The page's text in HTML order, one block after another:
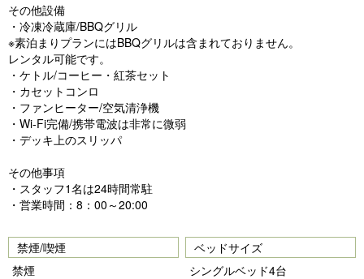
その他設備
・冷凍冷蔵庫/BBQグリル
※素泊まりプランにはBBQグリルは含まれておりません。
レンタル可能です。
・ケトル/コーヒー・紅茶セット
・カセットコンロ
・ファンヒーター/空気清浄機
・Wi-Fi完備/携帯電波は非常に微弱
・デッキ上のスリッパ
その他事項
・スタッフ1名は24時間常駐
・営業時間：8：00～20:00
禁煙/喫煙
禁煙
ベッドサイズ
シングルベッド4台